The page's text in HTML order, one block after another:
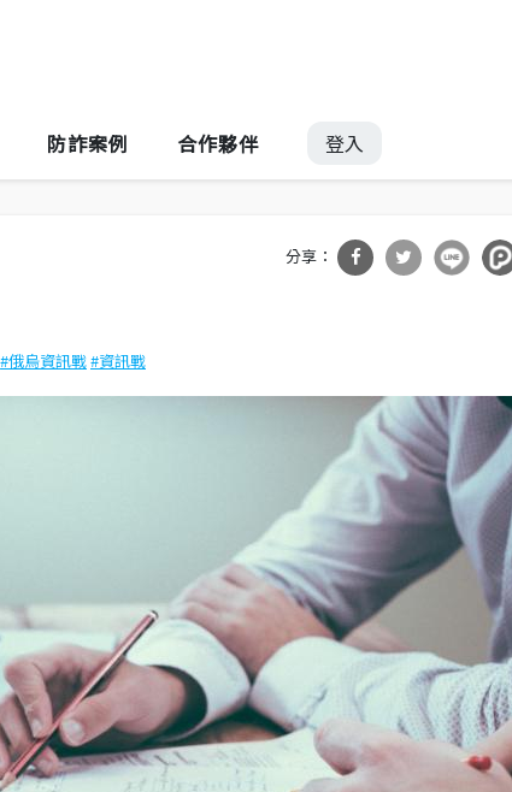
防詐案例 合作夥伴 登入
ok
r
俄烏資訊戰 資訊戰